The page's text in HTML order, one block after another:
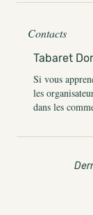
Contacts
Tabaret
Si vous
les
dans les